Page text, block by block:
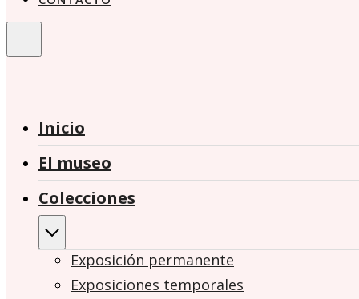
Inicio
El museo
Colecciones
Exposición permanente
Exposiciones temporales